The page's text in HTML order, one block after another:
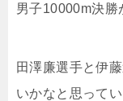
男子10000m決勝
田澤廉選手と伊
いかなと思ってい